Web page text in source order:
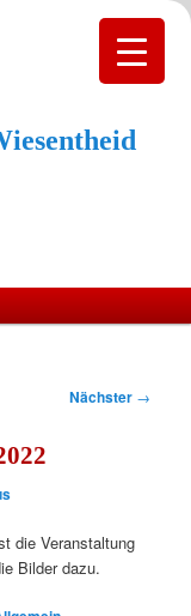
Nächster →
die Veranstaltung
Bilder dazu.